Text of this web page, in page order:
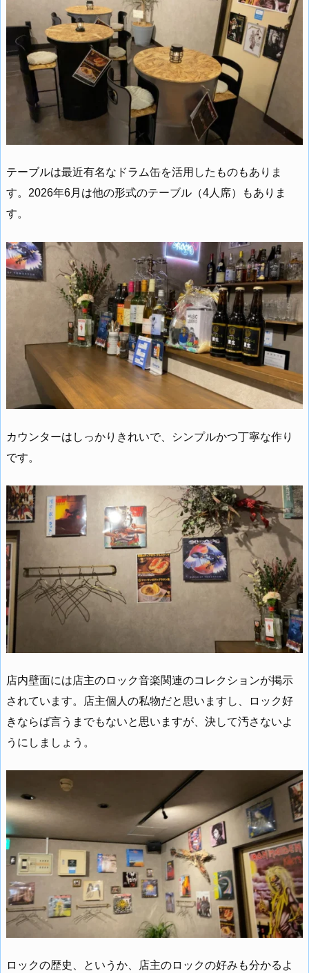
テーブルは最近有名なドラム缶を活用したものもありま
す。2026年6月は他の形式のテーブル（4人席）もありま
す。
カウンターはしっかりきれいで、シンプルかつ丁寧な作り
です。
店内壁面には店主のロック音楽関連のコレクションが掲示
されています。店主個人の私物だと思いますし、ロック好
きならば言うまでもないと思いますが、決して汚さないよ
うにしましょう。
ロックの歴史、というか、店主のロックの好みも分かるよ